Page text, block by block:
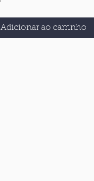
Adicionar ao carrinho